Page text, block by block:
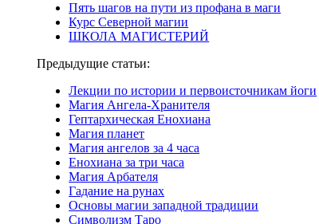
Пять шагов на пути из профана в маги
Курс Северной магии
ШКОЛА МАГИСТЕРИЙ
Предыдущие статьи:
Лекции по истории и первоисточникам йоги
Магия Ангела-Хранителя
Гептархическая Енохиана
Магия планет
Магия ангелов за 4 часа
Енохиана за три часа
Магия Арбателя
Гадание на рунах
Основы магии западной традиции
Символизм Таро